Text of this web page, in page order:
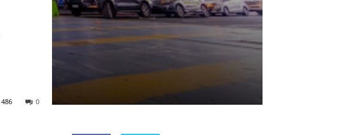
0
486